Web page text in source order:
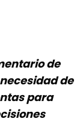
de
de
para